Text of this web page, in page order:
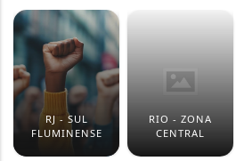
RJ - SUL
FLUMINENSE
RIO - ZONA
CENTRAL